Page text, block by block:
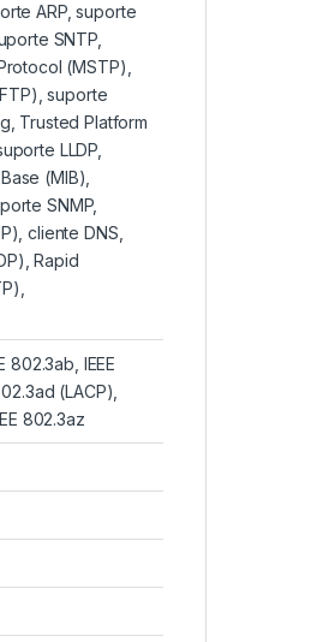
ARP, suporte
SNTP,
(MSTP),
suporte
Trusted Platform
LLDP,
(MIB),
SNMP,
cliente DNS,
Rapid
802.3ab, IEEE
(LACP),
802.3az